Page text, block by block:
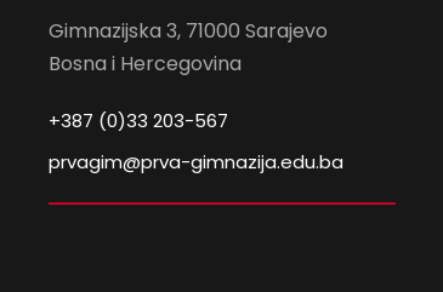
Gimnazijska 3, 71000 Sarajevo
Bosna i Hercegovina
+387 (0)33 203-567
prvagim@prva-gimnazija.edu.ba